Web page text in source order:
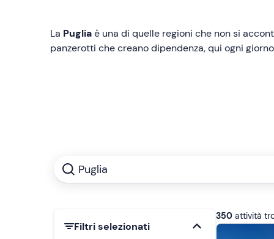
La Pugliaè una di quelle regioni che non si
panzerotti che creano dipendenza, qui ogni
Puglia
Filtri selezionati
350 attività